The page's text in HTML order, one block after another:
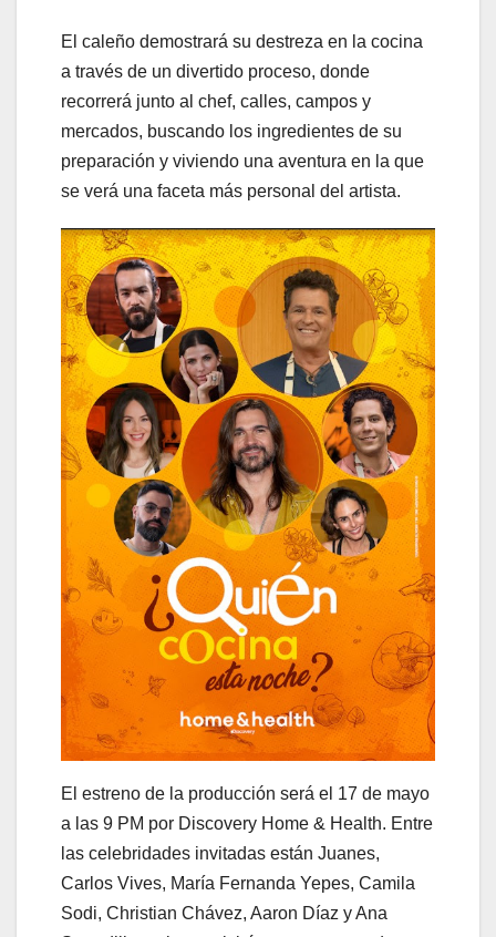
El caleño demostrará su destreza en la cocina
a través de un divertido proceso, donde
recorrerá junto al chef, calles, campos y
mercados, buscando los ingredientes de su
preparación y viviendo una aventura en la que
se verá una faceta más personal del artista.
El estreno de la producción será el 17 de mayo
a las 9 PM por Discovery Home & Health. Entre
las celebridades invitadas están Juanes,
Carlos Vives, María Fernanda Yepes, Camila
Sodi, Christian Chávez, Aaron Díaz y Ana